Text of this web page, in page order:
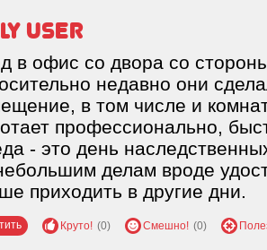
user
в офис со двора со
недавно они
в том числе и
профессионально,
- это день
делам вроде
приходить в другие дни.
Круто! (0) Смешно! (0)